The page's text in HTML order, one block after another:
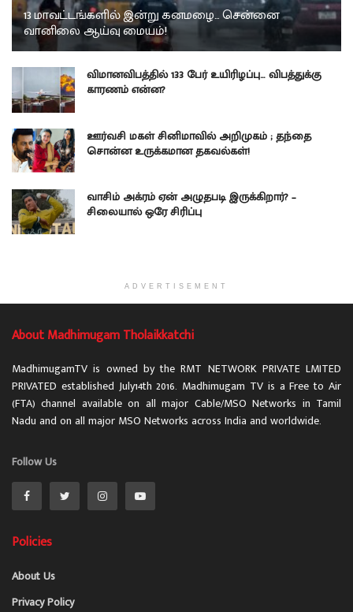
13 மாவட்டங்களில் இன்று கனமழை… சென்னை
வானிலை ஆய்வு மையம்!
விமானவிபத்தில் 133 பேர் உயிரிழப்பு… விபத்துக்கு
காரணம் என்ன?
ஊர்வசி மகள் சினிமாவில் அறிமுகம் ; தந்தை
சொன்ன உருக்கமான தகவல்கள்!
வாசிம் அக்ரம் ஏன் அழுதபடி இருக்கிறார்? –
சிலையால் ஒரே சிரிப்பு
ADVERTISEMENT
About Madhimugam Tholaikkatchi
MadhimugamTV is owned by the RMT NETWORK PRIVATE LMITED
PRIVATED established July14th 2016. Madhimugam TV is a Free to Air
(FTA) channel available on all major Cable/MSO Networks in Tamil
Nadu and on all major MSO Networks across India and worldwide.
Follow Us
Policies
About Us
Privacy Policy